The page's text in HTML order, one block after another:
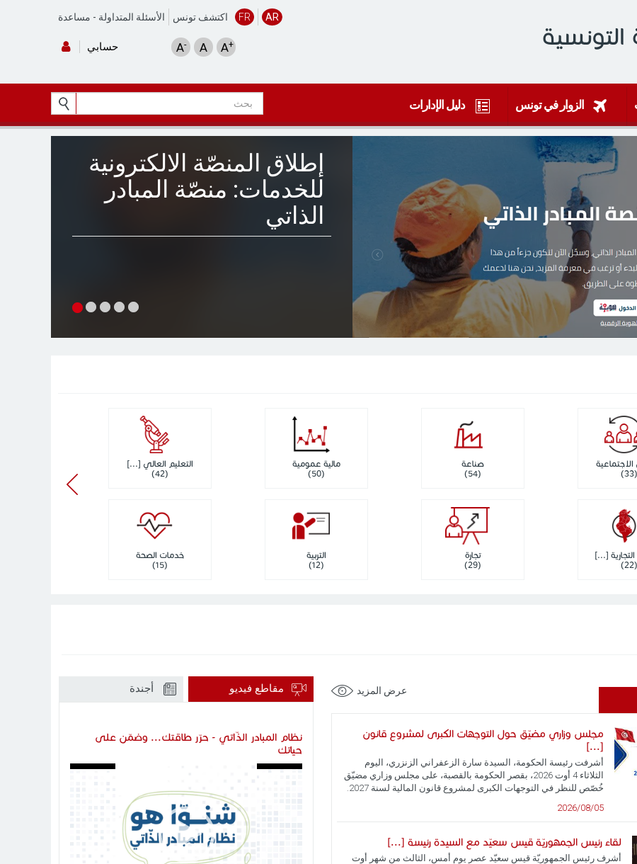
التونسية
الأسئلة المتداولة - مساعدة اكتشف تونس FR AR
حسابي A- A A+
الزوار في تونس دليل الإدارات
إطلاق المنصّة الالكترونية
للخدمات: منصّة المبادر
الذاتي
(33)
[...]
(22)
صناعة
(54)
تجارة
(29)
مالية عمومية
(50)
التربية
(12)
التعليم العالي [...]
(42)
خدمات الصحة
(15)
عرض المزيد
مجلس وزاري مضيّق حول التوجهات الكبرى لمشروع قانون
[...]
أشرفت رئيسة الحكومة، السيدة سارة الزعفراني الزنزري، اليوم
الثلاثاء 4 أوت 2026، بقصر الحكومة بالقصبة، على مجلس وزاري مضيّق
خُصّص للنظر في التوجهات الكبرى لمشروع قانون المالية لسنة 2027.
2026/08/05
لقاء رئيس الجمهوريّة قيس سعيّد مع السيدة رئيسة [...]
أشرف رئيس الجمهوريّة قيس سعيّد عصر يوم أمس، الثالث من شهر أوت
مقاطع فيديو أجندة
نظام المبادر الذّاتي - حرّر طاقتك... وضمّن على
حياتك
Video
Player